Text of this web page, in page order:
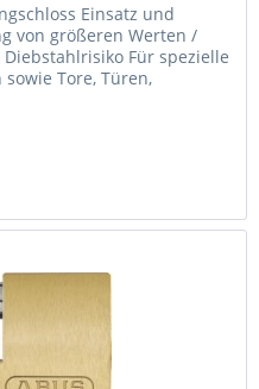
Einsatz und
von größeren Werten /
Für spezielle
Tore, Türen,